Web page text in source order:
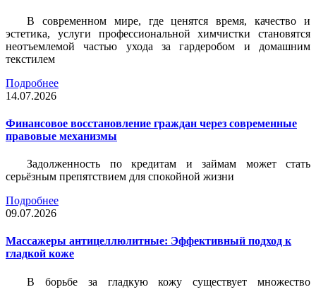
В современном мире, где ценятся время, качество и
эстетика, услуги профессиональной химчистки становятся
неотъемлемой частью ухода за гардеробом и домашним
текстилем
Подробнее
14.07.2026
Финансовое восстановление граждан через современные
правовые механизмы
Задолженность по кредитам и займам может стать
серьёзным препятствием для спокойной жизни
Подробнее
09.07.2026
Массажеры антицеллюлитные: Эффективный подход к
гладкой коже
В борьбе за гладкую кожу существует множество